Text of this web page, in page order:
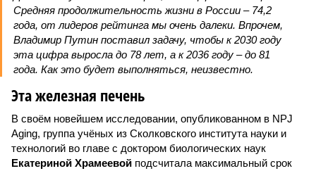
Средняя продолжительность жизни в России – 74,2
года, от лидеров рейтинга мы очень далеки. Впрочем,
Владимир Путин поставил задачу, чтобы к 2030 году
эта цифра выросла до 78 лет, а к 2036 году – до 81
года. Как это будет выполняться, неизвестно.
Эта железная печень
В своём новейшем исследовании, опубликованном в NPJ
Aging, группа учёных из Сколковского института науки и
технологий во главе с доктором биологических наук
Екатериной Храмеевой подсчитала максимальный срок